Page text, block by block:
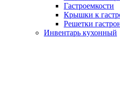
Гастроемкости
Крышки к
Решетки
Инвентарь кухонный